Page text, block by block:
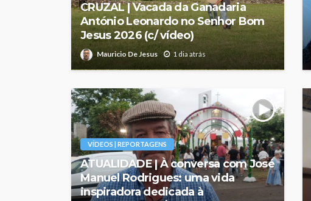
CRUZAL | Vacada da Ganadaria
António Leonardo no Senhor Bom
Jesus 2026 (c/ vídeo)
Mauricio De Jesus 1 dia atrás
VÍDEOS | REPORTAGENS
ATUALIDADE | À conversa com José
Manuel Rodrigues: uma vida
inspiradora dedicada à